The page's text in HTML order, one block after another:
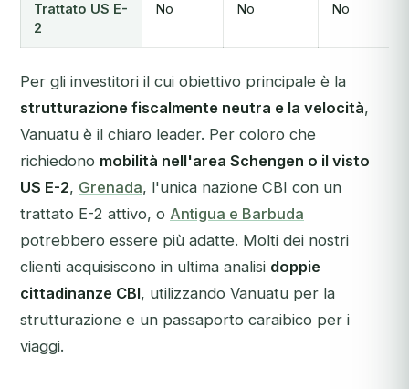
Trattato US E-
2
No No No
Per gli investitori il cui obiettivo principale è la
strutturazione fiscalmente neutra e la velocità,
Vanuatu è il chiaro leader. Per coloro che
richiedono mobilità nell'area Schengen o il visto
US E-2, Grenada, l'unica nazione CBI con un
trattato E-2 attivo, o Antigua e Barbuda
potrebbero essere più adatte. Molti dei nostri
clienti acquisiscono in ultima analisi doppie
cittadinanze CBI, utilizzando Vanuatu per la
strutturazione e un passaporto caraibico per i
viaggi.